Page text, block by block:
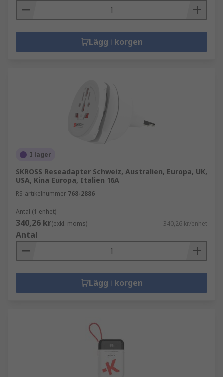
Lägg i korgen
I lager
SKROSS Reseadapter Schweiz, Australien, Europa, UK,
USA, Kina Europa, Italien 16A
RS-artikelnummer 768-2886
Antal (1 enhet)
340,26 kr(exkl. moms) 340,26 kr/enhet
Antal
Lägg i korgen